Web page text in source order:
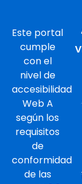
Este portal
cumple
con el
nivel de
accesibilidad
Web A
según los
requisitos
de
conformidad
de las